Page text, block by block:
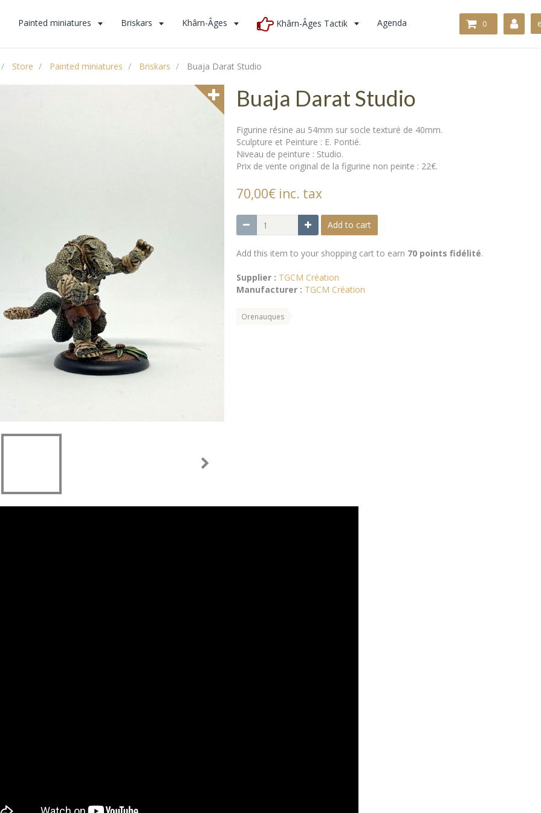
Painted miniatures Briskars Khârn-Âges Khârn-Âges Tactik Agenda 0
Store Painted miniatures Briskars Buaja Darat Studio
Buaja Darat Studio
Figurine résine au 54mm sur socle texturé de 40mm.
Sculpture et Peinture : E. Pontié.
Niveau de peinture : Studio.
Prix de vente original de la figurine non peinte : 22€.
70,00€ inc. tax
Add to cart
Add this item to your shopping cart to earn 70 points fidélité.
Supplier : TGCM Création
Manufacturer : TGCM Création
Orenauques